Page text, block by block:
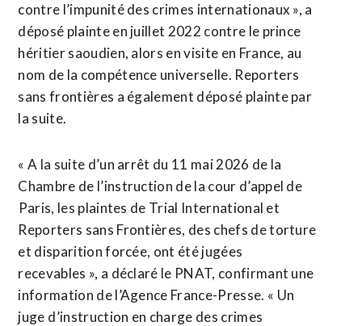
contre l’impunité des crimes internationaux », a
déposé plainte en juillet 2022 ​contre le prince
héritier saoudien, alors en visite en France, au
nom de la compétence universelle. Reporters
sans frontières a également déposé plainte par
la suite.
« A la suite d’un arrêt du 11 mai 2026 de ⁠la
Chambre de l’instruction de la cour d’appel de
⁠Paris, les plaintes de Trial International et
Reporters sans Frontières, des chefs de torture
et disparition forcée, ont été jugées
recevables », a déclaré le PNAT, confirmant une
information de l’Agence France-Presse. « Un
juge ⁠d’instruction en ‌charge des crimes